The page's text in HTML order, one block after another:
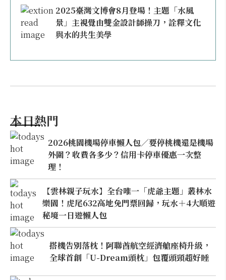
2025臺灣文博會8月登場！主題「水風
景」主視覺由雙金設計師操刀，詮釋文化
與水的共生美學
本日熱門
2026桃園機場停車懶人包／要停桃機還是機場
外圍？收費各多少？信用卡停車優惠一次整
理！
【雲林親子玩水】全台唯一「虎爺主題」叢林水
樂園！虎尾632高地免門票回歸，玩水＋4大順遊
秘境一日遊懶人包
搭機告別落枕！阿聯酋航空經濟艙座椅升級，
全球首創「U-Dream頭枕」包覆頭頸超好睡